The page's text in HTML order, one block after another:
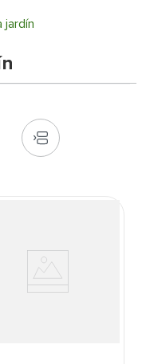
jardín